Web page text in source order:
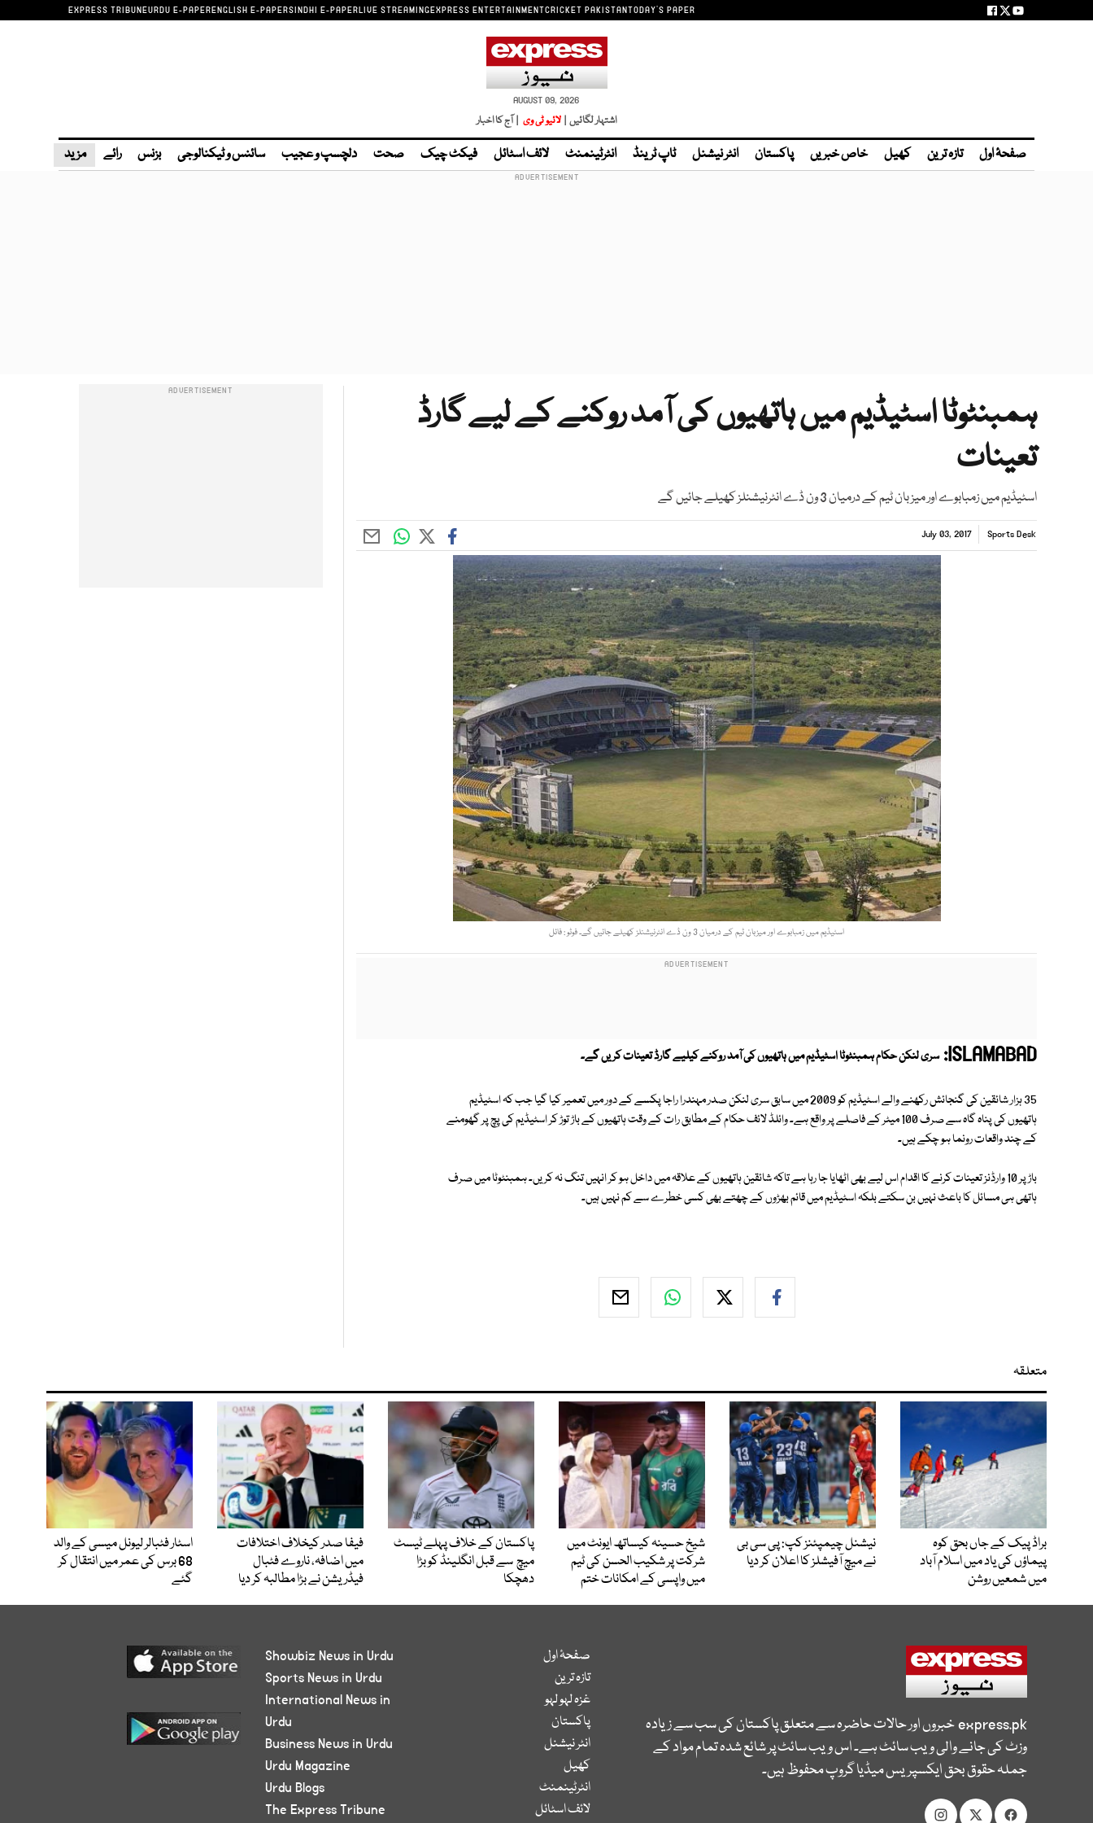
EXPRESS TRIBUNEURDU E-PAPERENGLISH E-PAPERSINDHI E-PAPERLIVE STREAMINGEXPRESS ENTERTAINMENTCRICKET PAKISTANTODAY'S PAPER
AUGUST 09, 2026
اشتہار لگائیں | لائیو ٹی وی | آج کا اخبار
صفحۂ اول تازہ ترین کھیل خاص خبریں پاکستان انٹر نیشنل ٹاپ ٹرینڈ انٹرٹینمنٹ لائف اسٹائل فیکٹ چیک صحت دلچسپ و عجیب سائنس و ٹیکنالوجی بزنس رائے مزید
ہمبنٹوٹا اسٹیڈیم میں ہاتھیوں کی آمد روکنے کے لیے گارڈ
تعینات
اسٹیڈیم میں زمبابوے اور میزبان ٹیم کے درمیان 3 ون ڈے انٹرنیشنلز کھیلے جائیں گے
Sports Desk
July 03, 2017
اسٹیڈیم میں زمبابوے اور میزبان ٹیم کے درمیان 3 ون ڈے انٹرنیشنلز کھیلے جائیں گے۔ فوٹو : فائل
ISLAMABAD: سری لنکن حکام ہمبنٹوٹا اسٹیڈیم میں ہاتھیوں کی آمد روکنے کیلیے گارڈ تعینات کریں گے۔
35 ہزار شائقین کی گنجائش رکھنے والے اسٹیڈیم کو 2009 میں سابق سری لنکن صدر مہندرا راجا پکسے کے دور میں تعمیر کیا گیا جب کہ اسٹیڈیم
ہاتھیوں کی پناہ گاہ سے صرف 100 میٹر کے فاصلے پر واقع ہے۔ وائلڈ لائف حکام کے مطابق رات کے وقت ہاتھیوں کے باڑ توڑ کر اسٹیڈیم کی پچ پر گھومنے
کے چند واقعات رونما ہو چکے ہیں۔
باڑ پر 10 وارڈنز تعینات کرنے کا اقدام اس لیے بھی اٹھایا جا رہا ہے تاکہ شائقین ہاتھیوں کے علاقہ میں داخل ہو کر انہیں تنگ نہ کریں۔ ہمبنٹوٹا میں صرف
ہاتھی ہی مسائل کا باعث نہیں بن سکتے بلکہ اسٹیڈیم میں قائم بھڑوں کے چھتے بھی کسی خطرے سے کم نہیں ہیں۔
متعلقہ
براڈ پیک کے جاں بحق کوہ
پیماؤں کی یاد میں اسلام آباد
میں شمعیں روشن
نیشنل چیمپئنز کپ: پی سی بی
نے میچ آفیشلز کا اعلان کر دیا
شیخ حسینہ کیساتھ ایونٹ میں
شرکت پر شکیب الحسن کی ٹیم
میں واپسی کے امکانات ختم
پاکستان کے خلاف پہلے ٹیسٹ
میچ سے قبل انگلینڈ کو بڑا
دھچکا
فیفا صدر کیخلاف اختلافات
میں اضافہ، ناروے فٹبال
فیڈریشن نے بڑا مطالبہ کر دیا
اسٹار فٹبالر لیونل میسی کے والد
68 برس کی عمر میں انتقال کر
گئے
express.pkخبروں اور حالات حاضرہ سے متعلق پاکستان کی سب سے زیادہ
وزٹ کی جانے والی ویب سائٹ ہے۔ اس ویب سائٹ پر شائع شدہ تمام مواد کے
جملہ حقوق بحق ایکسپریس میڈیا گروپ محفوظ ہیں۔
صفحۂ اول
تازہ ترین
غزہ لہو لہو
پاکستان
انٹر نیشنل
کھیل
انٹرٹینمنٹ
لائف اسٹائل
Showbiz News in Urdu
Sports News in Urdu
International News in
Urdu
Business News in Urdu
Urdu Magazine
Urdu Blogs
The Express Tribune